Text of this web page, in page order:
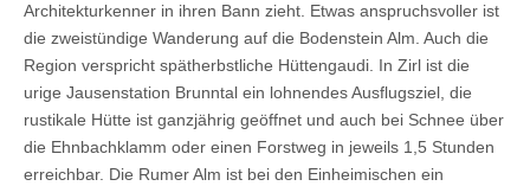
Architekturkenner in ihren Bann zieht. Etwas anspruchsvoller ist
die zweistündige Wanderung auf die Bodenstein Alm. Auch die
Region verspricht spätherbstliche Hüttengaudi. In Zirl ist die
urige Jausenstation Brunntal ein lohnendes Ausflugsziel, die
rustikale Hütte ist ganzjährig geöffnet und auch bei Schnee über
die Ehnbachklamm oder einen Forstweg in jeweils 1,5 Stunden
erreichbar. Die Rumer Alm ist bei den Einheimischen ein